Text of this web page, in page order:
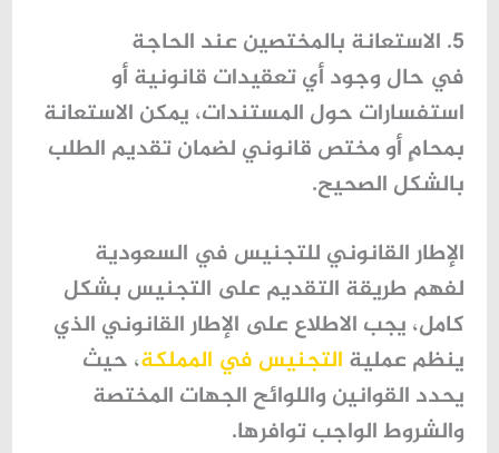
5. الاستعانة بالمختصين عند الحاجة
في حال وجود أي تعقيدات قانونية أو
استفسارات حول المستندات، يمكن الاستعانة
بمحامٍ أو مختص قانوني لضمان تقديم الطلب
بالشكل الصحيح.
الإطار القانوني للتجنيس في السعودية
لفهم طريقة التقديم على التجنيس بشكل
كامل، يجب الاطلاع على الإطار القانوني الذي
ينظم عملية التجنيس في المملكة، حيث
يحدد القوانين واللوائح الجهات المختصة
والشروط الواجب توافرها.